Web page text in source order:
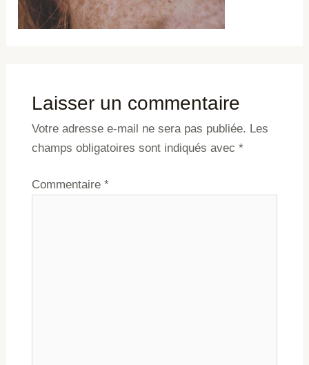
Laisser un commentaire
Votre adresse e-mail ne sera pas publiée. Les
champs obligatoires sont indiqués avec *
Commentaire *